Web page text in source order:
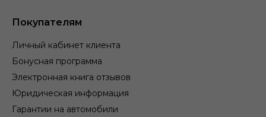
Покупателям
Личный кабинет клиента
Бонусная программа
Электронная книга отзывов
Юридическая информация
Гарантии на автомобили